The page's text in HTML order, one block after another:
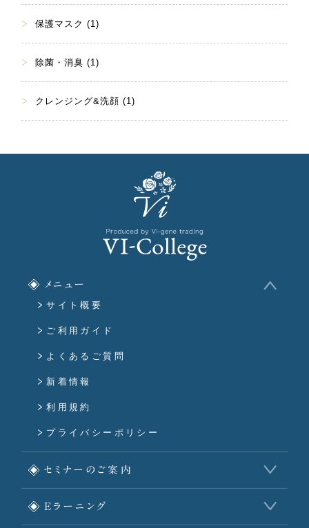
保護マスク (1)
除菌・消臭 (1)
クレンジング&洗顔 (1)
メニュー
サイト概要
ご利用ガイド
よくあるご質問
新着情報
利用規約
プライバシーポリシー
セミナーのご案内
Eラーニング